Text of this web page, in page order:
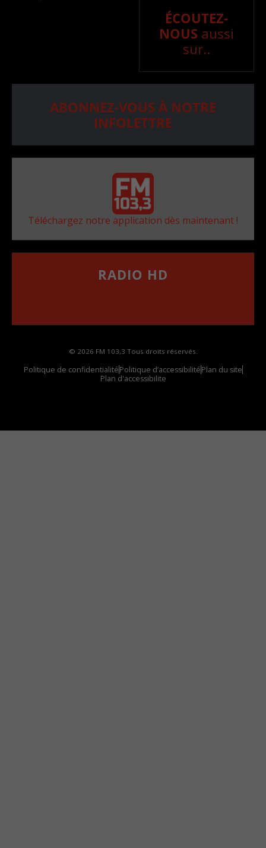
ÉCOUTEZ-
NOUS aussi
sur..
ABONNEZ-VOUS À NOTRE
INFOLETTRE
Téléchargez notre application dès maintenant !
RADIO HD
© 2026 FM 103,3 Tous droits réservés.
Politique de confidentialitéPolitique d’accessibilitéPlan du site
Plan d'accessibilite